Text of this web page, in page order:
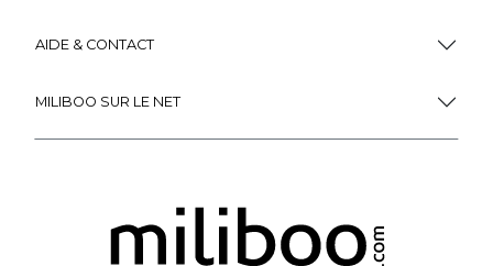
AIDE & CONTACT
MILIBOO SUR LE NET